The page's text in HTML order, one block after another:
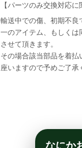
【パーツのみ交換対応に
輸送中での傷、初期不良
一のアイテム、もしく
させて頂きます。
その場合該当部品を着
座いますので予めご了承
なにか